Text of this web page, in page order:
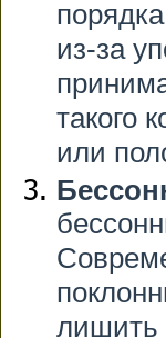
из-за
такого
или
лишить